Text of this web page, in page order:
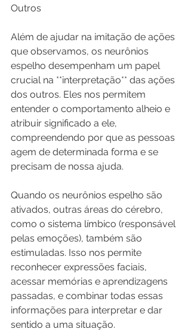
Outros
Além de ajudar na imitação de ações
que observamos, os neurônios
espelho desempenham um papel
crucial na **interpretação** das ações
dos outros. Eles nos permitem
entender o comportamento alheio e
atribuir significado a ele,
compreendendo por que as pessoas
agem de determinada forma e se
precisam de nossa ajuda.
Quando os neurônios espelho são
ativados, outras áreas do cérebro,
como o sistema límbico (responsável
pelas emoções), também são
estimuladas. Isso nos permite
reconhecer expressões faciais,
acessar memórias e aprendizagens
passadas, e combinar todas essas
informações para interpretar e dar
sentido a uma situação.